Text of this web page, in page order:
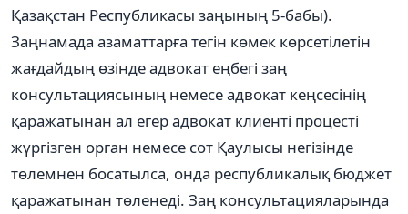
Қазақстан Республикасы заңының 5-бабы).
Заңнамада азаматтарға тегін көмек көрсетілетін
жағдайдың өзінде адвокат еңбегі заң
консультациясының немесе адвокат кеңсесінің
қаражатынан ал егер адвокат клиенті процесті
жүргізген орган немесе сот Қаулысы негізінде
төлемнен босатылса, онда республикалық бюджет
қаражатынан төленеді. Заң консультацияларында